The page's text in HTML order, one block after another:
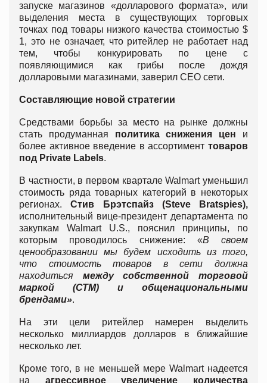
запуске магазинов «долларового формата», или
выделения места в существующих торговых
точках под товары низкого качества стоимостью $
1, это не означает, что ритейлер не работает над
тем, чтобы конкурировать по цене с
появляющимися как грибы после дождя
долларовыми магазинами, заверил CEO сети.
Составляющие новой стратегии
Средствами борьбы за место на рынке должны
стать продуманная политика снижения цен и
более активное введение в ассортимент товаров
под Private Labels.
В частности, в первом квартале Walmart уменьшил
стоимость ряда товарных категорий в некоторых
регионах.Стив Брэтспайз (Steve Bratspies),
исполнительный вице-президент департамента по
закупкам Walmart U.S., пояснил принципы, по
которым проводилось снижение: «В своем
ценообразовании мы будем исходить из того,
что стоимость товаров в сети должна
находиться между собственной торговой
маркой (СТМ) и общенациональными
брендами».
На эти цели ритейлер намерен выделить
несколько миллиардов долларов в ближайшие
несколько лет.
Кроме того, в не меньшей мере Walmart надеется
на агрессивное увеличение количества